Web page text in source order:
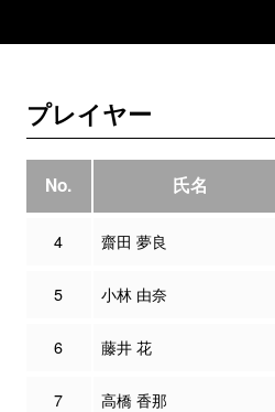
プレイヤー
No. 氏名
4 齋田 夢良
5 小林 由奈
6 藤井 花
7 高橋 香那